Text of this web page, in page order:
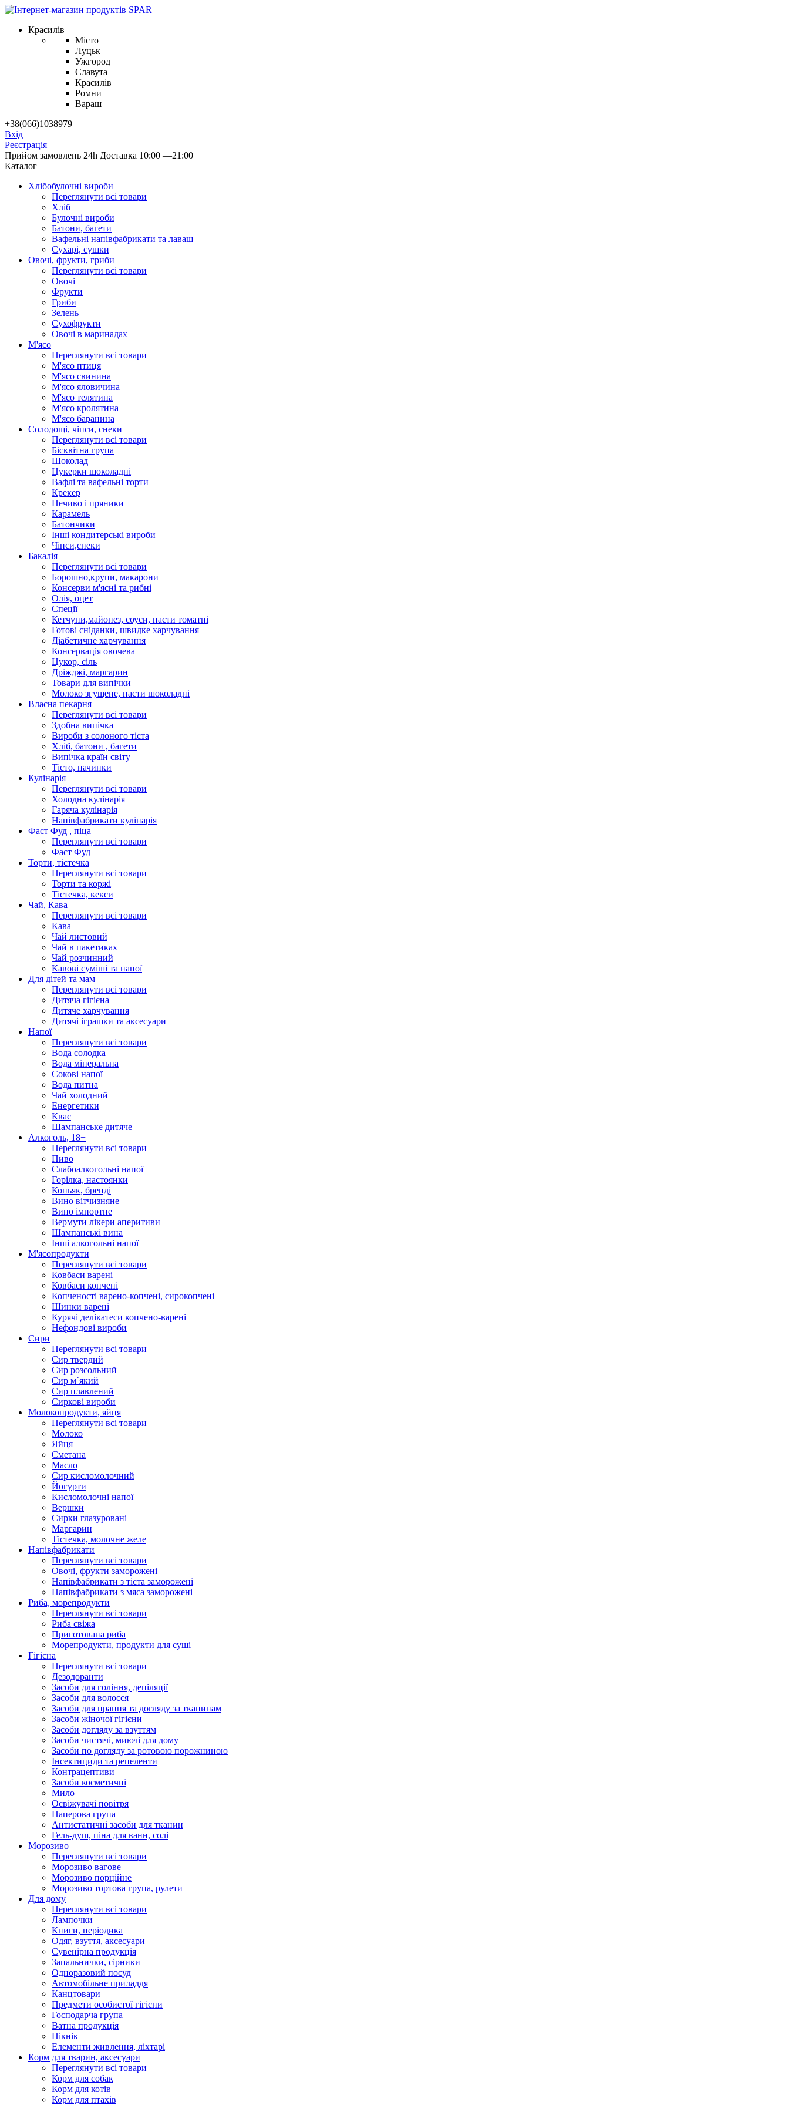
Красилів
Місто
Луцьк
Ужгород
Славута
Красилів
Ромни
Вараш
+38(066)1038979
Вхід
Реєстрація
Прийом замовлень 24h Доставка 10:00 —21:00
Каталог
Хлібобулочні вироби
Переглянути всі товари
Хліб
Булочні вироби
Батони, багети
Вафельні напівфабрикати та лаваш
Сухарі, сушки
Овочі, фрукти, гриби
Переглянути всі товари
Овочі
Фрукти
Гриби
Зелень
Сухофрукти
Овочі в маринадах
М'ясо
Переглянути всі товари
М'ясо птиця
М'ясо свинина
М'ясо яловичина
М'ясо телятина
М'ясо кролятина
М'ясо баранина
Солодощі, чіпси, снеки
Переглянути всі товари
Бісквітна група
Шоколад
Цукерки шоколадні
Вафлі та вафельні торти
Крекер
Печиво і пряники
Карамель
Батончики
Інші кондитерські вироби
Чіпси,снеки
Бакалія
Переглянути всі товари
Борошно,крупи, макарони
Консерви м'ясні та рибні
Олія, оцет
Спеції
Кетчупи,майонез, соуси, пасти томатні
Готові сніданки, швидке харчування
Діабетичне харчування
Консервація овочева
Цукор, сіль
Дріжджі, маргарин
Товари для випічки
Молоко згущене, пасти шоколадні
Власна пекарня
Переглянути всі товари
Здобна випічка
Вироби з солоного тіста
Хліб, батони , багети
Випічка країн світу
Тісто, начинки
Кулінарія
Переглянути всі товари
Холодна кулінарія
Гаряча кулінарія
Напівфабрикати кулінарія
Фаст Фуд , піца
Переглянути всі товари
Фаст Фуд
Торти, тістечка
Переглянути всі товари
Торти та коржі
Тістечка, кекси
Чай, Кава
Переглянути всі товари
Кава
Чай листовий
Чай в пакетиках
Чай розчинний
Кавові суміші та напої
Для дітей та мам
Переглянути всі товари
Дитяча гігієна
Дитяче харчування
Дитячі іграшки та аксесуари
Напої
Переглянути всі товари
Вода солодка
Вода мінеральна
Сокові напої
Вода питна
Чай холодний
Енергетики
Квас
Шампанське дитяче
Алкоголь, 18+
Переглянути всі товари
Пиво
Слабоалкогольні напої
Горілка, настоянки
Коньяк, бренді
Вино вітчизняне
Вино імпортне
Вермути лікери аперитиви
Шампанські вина
Інші алкогольні напої
М'ясопродукти
Переглянути всі товари
Ковбаси варені
Ковбаси копчені
Копченості варено-копчені, сирокопчені
Шинки варені
Курячі делікатеси копчено-варені
Нефондові вироби
Сири
Переглянути всі товари
Сир твердий
Сир розсольний
Сир м`який
Сир плавлений
Сиркові вироби
Молокопродукти, яйця
Переглянути всі товари
Молоко
Яйця
Сметана
Масло
Сир кисломолочний
Йогурти
Кисломолочні напої
Вершки
Сирки глазуровані
Маргарин
Тістечка, молочне желе
Напівфабрикати
Переглянути всі товари
Овочі, фрукти заморожені
Напівфабрикати з тіста заморожені
Напівфабрикати з мяса заморожені
Риба, морепродукти
Переглянути всі товари
Риба свіжа
Приготована риба
Морепродукти, продукти для суші
Гігієна
Переглянути всі товари
Дезодоранти
Засоби для гоління, депіляції
Засоби для волосся
Засоби для прання та догляду за тканинам
Засоби жіночої гігієни
Засоби догляду за взуттям
Засоби чистячі, миючі для дому
Засоби по догляду за ротовою порожниною
Інсектициди та репеленти
Контрацептиви
Засоби косметичні
Мило
Освіжувачі повітря
Паперова група
Антистатичні засоби для тканин
Гель-душ, піна для ванн, солі
Морозиво
Переглянути всі товари
Морозиво вагове
Морозиво порційне
Морозиво тортова група, рулети
Для дому
Переглянути всі товари
Лампочки
Книги, періодика
Одяг, взуття, аксесуари
Сувенірна продукція
Запальнички, сірники
Одноразовий посуд
Автомобільне приладдя
Канцтовари
Предмети особистої гігієни
Господарча група
Ватна продукція
Пікнік
Елементи живлення, ліхтарі
Корм для тварин, аксесуари
Переглянути всі товари
Корм для собак
Корм для котів
Корм для птахів